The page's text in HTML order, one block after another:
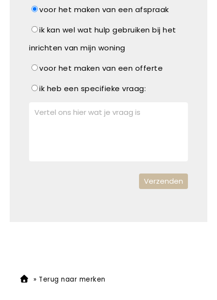
voor het maken van een afspraak
ik kan wel wat hulp gebruiken bij het
inrichten van mijn woning
voor het maken van een offerte
ik heb een specifieke vraag:
» Terug naar merken